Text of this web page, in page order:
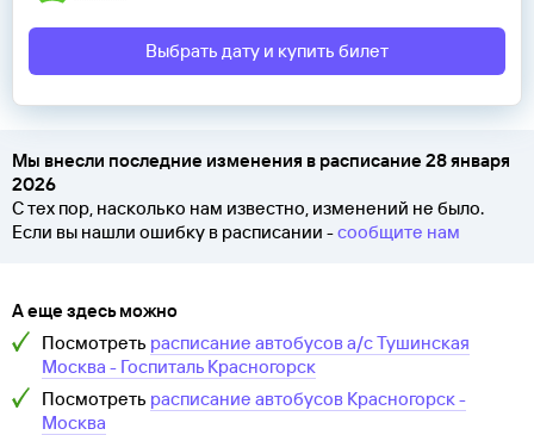
Выбрать дату и купить билет
Мы внесли последние изменения в расписание 28 января
2026
С тех пор, насколько нам известно, изменений не было.
Если вы нашли ошибку в расписании -сообщите нам
А еще здесь можно
Посмотреть расписание автобусов а/с Тушинская
Москва - Госпиталь Красногорск
Посмотреть расписание автобусов Красногорск -
Москва